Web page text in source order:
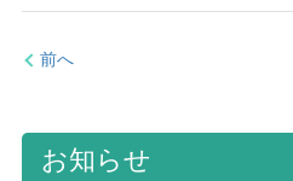
前へ
お知らせ